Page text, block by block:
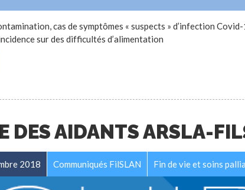
cas de symptômes « suspects » d’infection
sur des difficultés d’alimentation
DES AIDANTS ARSLA-
2018 Communiqués FilSLAN Fin de vie et soins